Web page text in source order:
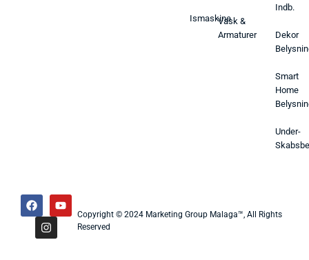
IsmaskineVask &
Armaturer
Indb.
Dekor
Smart
Home
Under-
Copyright © 2024 Marketing Group Malaga™, All Rights
Reserved